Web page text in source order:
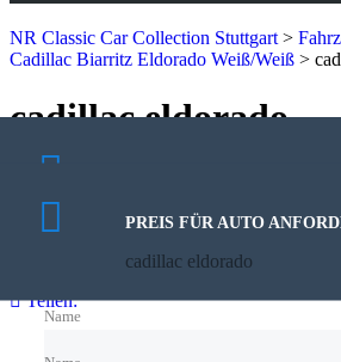
NR Classic Car Collection Stuttgart >
Cadillac Biarritz Eldorado Weiß/Weiß >
cadillac eldorado
Veröffentlicht von:
Keine Kommentare
Teilen:
cadillac eldorado
Name
PREIS FÜR AUTO
cadillac eldorado